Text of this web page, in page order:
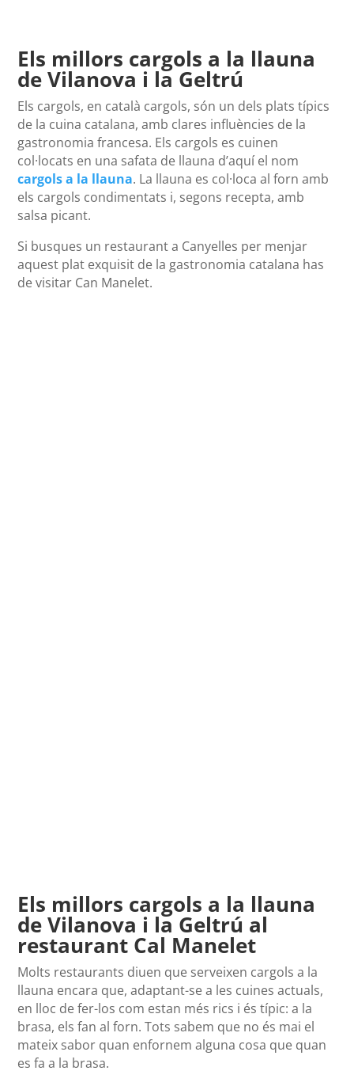
Els millors cargols a la llauna
de Vilanova i la Geltrú
Els cargols, en català cargols, són un dels plats típics
de la cuina catalana, amb clares influències de la
gastronomia francesa. Els cargols es cuinen
col·locats en una safata de llauna d’aquí el nom
cargols a la llauna. La llauna es col·loca al forn amb
els cargols condimentats i, segons recepta, amb
salsa picant.
Si busques un restaurant a Canyelles per menjar
aquest plat exquisit de la gastronomia catalana has
de visitar Can Manelet.
Els millors cargols a la llauna
de Vilanova i la Geltrú al
restaurant Cal Manelet
Molts restaurants diuen que serveixen cargols a la
llauna encara que, adaptant-se a les cuines actuals,
en lloc de fer-los com estan més rics i és típic: a la
brasa, els fan al forn. Tots sabem que no és mai el
mateix sabor quan enfornem alguna cosa que quan
es fa a la brasa.